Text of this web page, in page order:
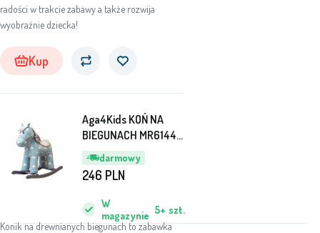
radości w trakcie zabawy a także rozwija
wyobraźnie dziecka!
Kup
darmowy
Aga4Kids KOŃ NA
BIEGUNACH MR6144-
2
Konik na drewnianych biegunach to zabawka
W
magazynie 5+ szt.
246 PLN